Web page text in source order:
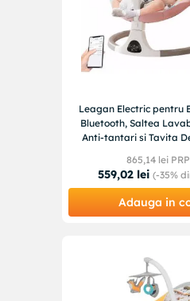
Leagan Electric pentru
Bluetooth, Saltea
Anti-tantari si Tavita
865,14 lei PRP
559,02 lei (-35%
Adauga in